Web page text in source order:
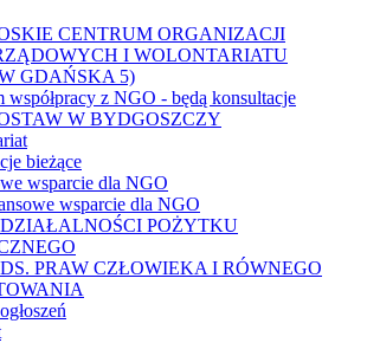
CENTRUM ORGANIZACJI
I WOLONTARIATU
GDAŃSKA 5)
współpracy z NGO - będą konsultacje
W BYDGOSZCZY
bieżące
wsparcie dla NGO
wsparcie dla NGO
POŻYTKU
PRAW CZŁOWIEKA I RÓWNEGO